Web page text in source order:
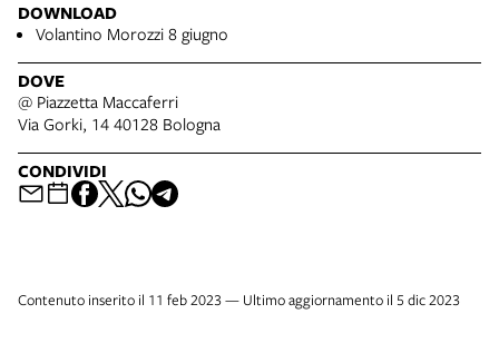
DOWNLOAD
Volantino Morozzi 8 giugno
DOVE
@ Piazzetta Maccaferri
Via Gorki, 14 40128 Bologna
CONDIVIDI
Contenuto inserito il 11 feb 2023 — Ultimo aggiornamento il 5 dic 2023